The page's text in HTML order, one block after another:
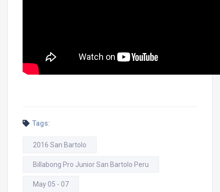
Tags:
2016 San Bartolo
Billabong Pro Junior San Bartolo Peru
May 05 - 07